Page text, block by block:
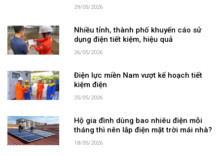
29/05/2026
Nhiều tỉnh, thành phố khuyến cáo sử
dụng điện tiết kiệm, hiệu quả
26/05/2026
Điện lực miền Nam vượt kế hoạch tiết
kiệm điện
25/05/2026
Hộ gia đình dùng bao nhiêu điện mỗi
tháng thì nên lắp điện mặt trời mái nhà?
18/05/2026